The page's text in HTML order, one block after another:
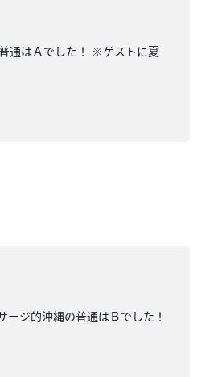
通はＡでした！ ※ゲストに夏
ジ的沖縄の普通はＢでした！